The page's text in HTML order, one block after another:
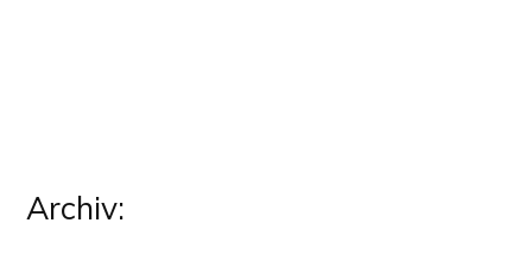
Archiv: